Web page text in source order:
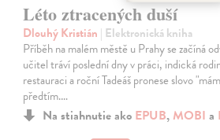
Léto ztracených duší
Dlouhý Kristián | Elektronická kniha
Příběh na malém městě u Prahy se začíná
učitel tráví poslední dny v práci, indická
restauraci a roční Tadeáš pronese slovo
předtím.…
Na stiahnutie ako EPUB, MOBI a